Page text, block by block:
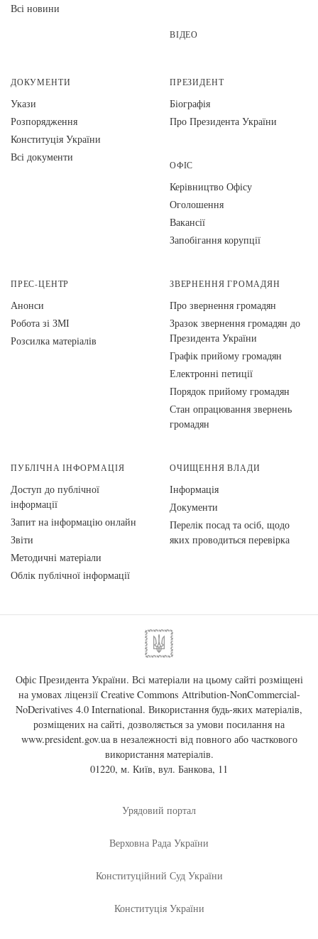
Всі новини
ВІДЕО
ДОКУМЕНТИ
Укази
Розпорядження
Конституція України
Всі документи
ПРЕЗИДЕНТ
Біографія
Про Президента України
ОФІС
Керівництво Офісу
Оголошення
Вакансії
Запобігання корупції
ПРЕС-ЦЕНТР
Анонси
Робота зі ЗМІ
Розсилка матеріалів
ЗВЕРНЕННЯ ГРОМАДЯН
Про звернення громадян
Зразок звернення громадян до
Президента України
Графік прийому громадян
Електронні петиції
Порядок прийому громадян
Стан опрацювання звернень
громадян
ПУБЛІЧНА ІНФОРМАЦІЯ
Доступ до публічної
інформації
Запит на інформацію онлайн
Звіти
Методичні матеріали
Облік публічної інформації
ОЧИЩЕННЯ ВЛАДИ
Інформація
Документи
Перелік посад та осіб, щодо
яких проводиться перевірка
Офіс Президента України. Всі матеріали на цьому сайті розміщені
на умовах ліцензії Creative Commons Attribution-NonCommercial-
NoDerivatives 4.0 International. Використання будь-яких матеріалів,
розміщених на сайті, дозволяється за умови посилання на
www.president.gov.uaв незалежності від повного або часткового
використання матеріалів.
01220, м. Київ, вул. Банкова, 11
Урядовий портал
Верховна Рада України
Конституційний Суд України
Конституція України